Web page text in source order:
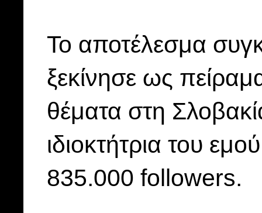
Το αποτέλεσμα
ξεκίνησε ως
θέματα στη
ιδιοκτήτρια του
835.000 followers.